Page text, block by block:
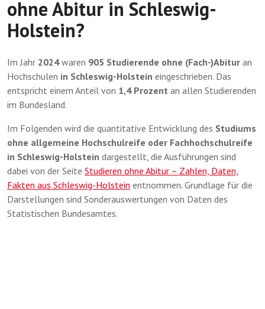
ohne Abitur in Schleswig-
Holstein?
Im Jahr 2024waren 905 Studierende ohne (Fach-)Abitur an
Hochschulen in Schleswig-Holstein eingeschrieben. Das
entspricht einem Anteil von 1,4 Prozent an allen Studierenden
im Bundesland.
Im Folgenden wird die quantitative Entwicklung des Studiums
ohne allgemeine Hochschulreife oder Fachhochschulreife
in Schleswig-Holstein dargestellt, die Ausführungen sind
dabei von der Seite Studieren ohne Abitur – Zahlen, Daten,
Fakten aus Schleswig-Holstein entnommen. Grundlage für die
Darstellungen sind Sonderauswertungen von Daten des
Statistischen Bundesamtes.